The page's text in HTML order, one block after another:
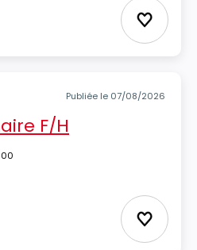
Ajouter
Publiée le 07/08/2026
F/H
Ajouter